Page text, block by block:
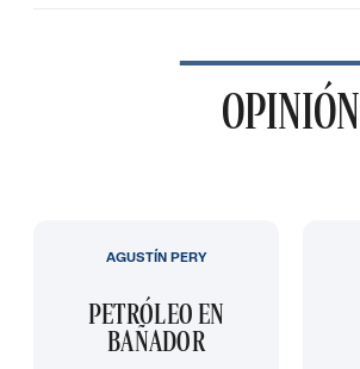
OPINIÓN
PETRÓLEO EN
BAÑADOR
AGUSTÍN PERY